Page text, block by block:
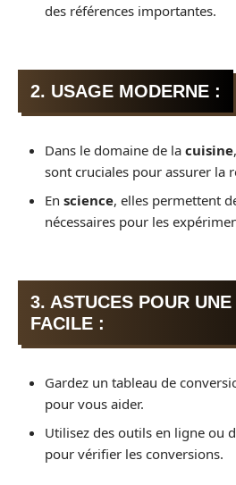
des références importantes.
2. USAGE MODERNE :
Dans le domaine de la cuisine
sont cruciales pour assurer la
En science, elles permettent
nécessaires pour les
3. ASTUCES POUR
FACILE :
Gardez un tableau de
pour vous aider.
Utilisez des outils en ligne ou
pour vérifier les conversions.